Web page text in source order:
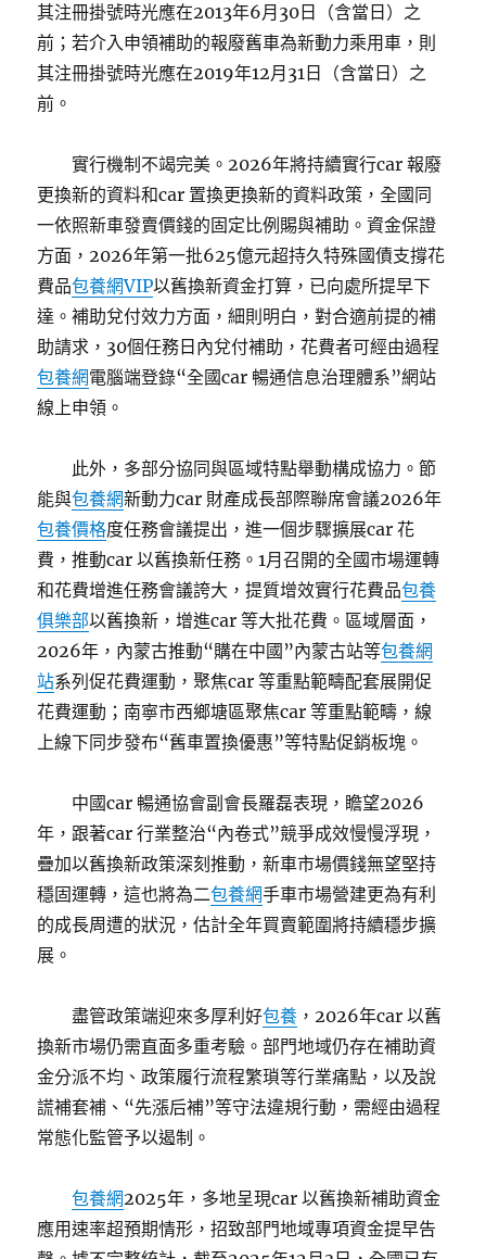
其注冊掛號時光應在2013年6月30日（含當日）之
前；若介入申領補助的報廢舊車為新動力乘用車，則
其注冊掛號時光應在2019年12月31日（含當日）之
前。
實行機制不竭完美。2026年將持續實行car 報廢
更換新的資料和car 置換更換新的資料政策，全國同
一依照新車發賣價錢的固定比例賜與補助。資金保證
方面，2026年第一批625億元超持久特殊國債支撐花
費品包養網VIP以舊換新資金打算，已向處所提早下
達。補助兌付效力方面，細則明白，對合適前提的補
助請求，30個任務日內兌付補助，花費者可經由過程
包養網電腦端登錄“全國car 暢通信息治理體系”網站
線上申領。
此外，多部分協同與區域特點舉動構成協力。節
能與包養網新動力car 財產成長部際聯席會議2026年
包養價格度任務會議提出，進一個步驟擴展car 花
費，推動car 以舊換新任務。1月召開的全國市場運轉
和花費增進任務會議誇大，提質增效實行花費品包養
俱樂部以舊換新，增進car 等大批花費。區域層面，
2026年，內蒙古推動“購在中國”內蒙古站等包養網
站系列促花費運動，聚焦car 等重點範疇配套展開促
花費運動；南寧市西鄉塘區聚焦car 等重點範疇，線
上線下同步發布“舊車置換優惠”等特點促銷板塊。
中國car 暢通協會副會長羅磊表現，瞻望2026
年，跟著car 行業整治“內卷式”競爭成效慢慢浮現，
疊加以舊換新政策深刻推動，新車市場價錢無望堅持
穩固運轉，這也將為二包養網手車市場營建更為有利
的成長周遭的狀況，估計全年買賣範圍將持續穩步擴
展。
盡管政策端迎來多厚利好包養 ，2026年car 以舊
換新市場仍需直面多重考驗。部門地域仍存在補助資
金分派不均、政策履行流程繁瑣等行業痛點，以及說
謊補套補、“先漲后補”等守法違規行動，需經由過程
常態化監管予以遏制。
包養網2025年，多地呈現car 以舊換新補助資金
應用速率超預期情形，招致部門地域專項資金提早告